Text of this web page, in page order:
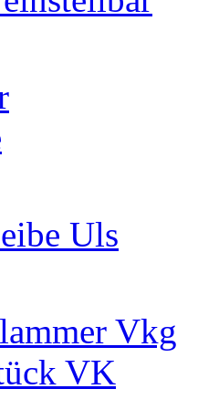
Uls
Vkg
VK